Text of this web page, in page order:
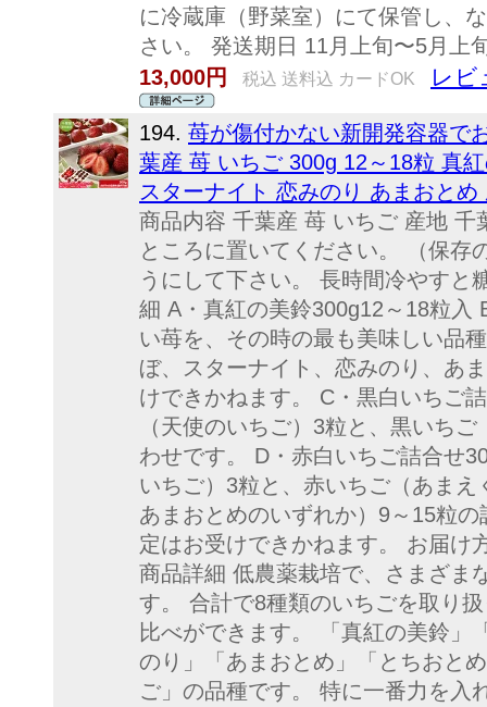
に冷蔵庫（野菜室）にて保管し、
さい。 発送期日 11月上旬〜5月上
13,000円
税込 送料込 カードOK レビ
194. 苺が傷付かない新開発容器で
葉産 苺 いちご 300g 12～18粒 真
スターナイト 恋みのり あまおとめ
商品内容 千葉産 苺 いちご 産地
ところに置いてください。 （保存
うにして下さい。 長時間冷やすと
細 A・真紅の美鈴300g12～18粒入
い苺を、その時の最も美味しい品
ぼ、スターナイト、恋みのり、あ
けできかねます。 C・黒白いちご
（天使のいちご）3粒と、黒いち
わせです。 D・赤白いちご詰合せ
いちご）3粒と、赤いちご（あま
あまおとめのいずれか）9～15粒
定はお受けできかねます。 お届
商品詳細 低農薬栽培で、さまざま
す。 合計で8種類のいちごを取り
比べができます。 「真紅の美鈴」
のり」「あまおとめ」「とちおと
ご」の品種です。 特に一番力を入